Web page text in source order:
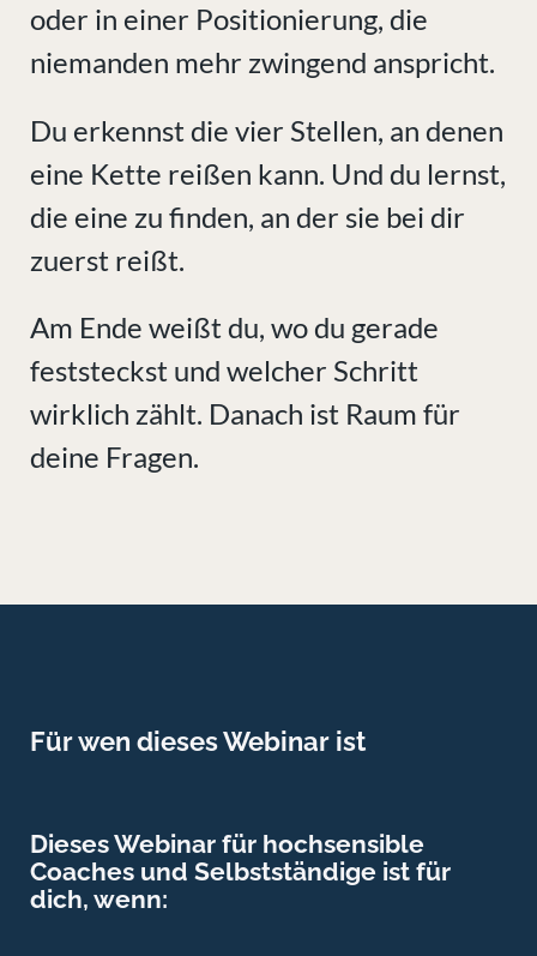
oder in einer Positionierung, die
niemanden mehr zwingend anspricht.
Du erkennst die vier Stellen, an denen
eine Kette reißen kann. Und du lernst,
die eine zu finden, an der sie bei dir
zuerst reißt.
Am Ende weißt du, wo du gerade
feststeckst und welcher Schritt
wirklich zählt. Danach ist Raum für
deine Fragen.
Für wen dieses Webinar ist
Dieses Webinar für hochsensible
Coaches und Selbstständige ist für
dich, wenn: